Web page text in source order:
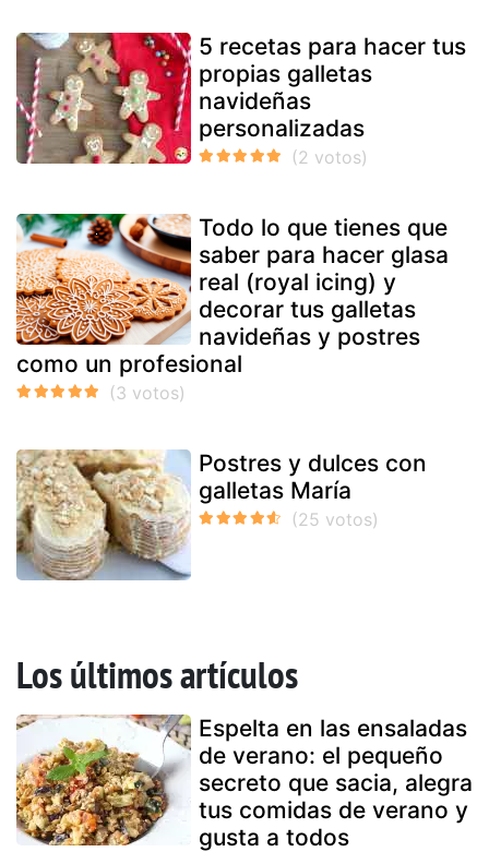
5 recetas para hacer tus
propias galletas
navideñas
personalizadas
Todo lo que tienes que
saber para hacer glasa
real (royal icing) y
decorar tus galletas
navideñas y postres
como un profesional
Postres y dulces con
galletas María
Los últimos artículos
Espelta en las ensaladas
de verano: el pequeño
secreto que sacia, alegra
tus comidas de verano y
gusta a todos